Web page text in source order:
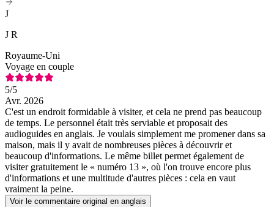
J
J R
Royaume-Uni
Voyage en couple
5/5
Avr. 2026
C'est un endroit formidable à visiter, et cela ne prend pas beaucoup
de temps. Le personnel était très serviable et proposait des
audioguides en anglais. Je voulais simplement me promener dans sa
maison, mais il y avait de nombreuses pièces à découvrir et
beaucoup d'informations. Le même billet permet également de
visiter gratuitement le « numéro 13 », où l'on trouve encore plus
d'informations et une multitude d'autres pièces : cela en vaut
vraiment la peine.
Voir le commentaire original en anglais